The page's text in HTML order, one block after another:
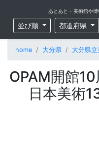
あとあと - 美術館や
並び順 都道府県
home 大分県 大分県
OPAM開館
日本美術